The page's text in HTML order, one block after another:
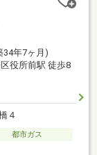
34年7ヶ月)
役所前駅 徒歩8
４
都市ガス